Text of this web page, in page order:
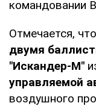
командовании
Отмечается,
двумя
"Искандер-М"
управляемой
воздушного